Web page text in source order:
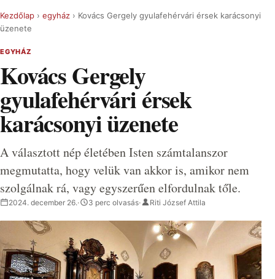
Kezdőlap › egyház › Kovács Gergely gyulafehérvári érsek karácsonyi
üzenete
EGYHÁZ
Kovács Gergely
gyulafehérvári érsek
karácsonyi üzenete
A választott nép életében Isten számtalanszor
megmutatta, hogy velük van akkor is, amikor nem
szolgálnak rá, vagy egyszerűen elfordulnak tőle.
2024. december 26.· 3 perc olvasás· Riti József Attila